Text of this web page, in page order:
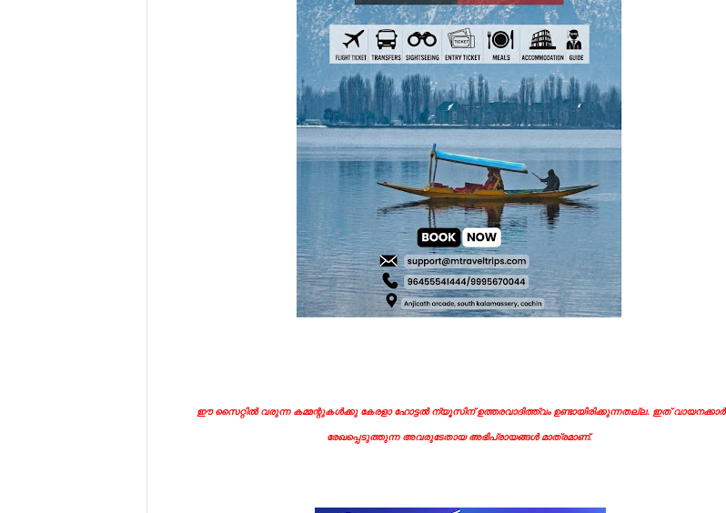
ഈ സൈറ്റിൽ വരുന്ന കമ്മന്റുകൾക്കു കേരളാ ഹോട്ടൽ ന്യൂസിന് ഉത്തരവാദിത്ത്വം ഉണ്ടായിരിക്കുന്നതല്ല. ഇത് വായനക്കാർ
രേഖപ്പെടുത്തുന്ന അവരുടേതായ അഭിപ്രായങ്ങൾ മാത്രമാണ്.